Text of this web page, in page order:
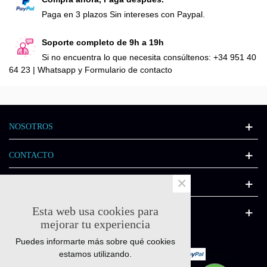
Paga en 3 plazos Sin intereses con Paypal.
Soporte completo de 9h a 19h
Si no encuentra lo que necesita consúltenos: +34 951 40
64 23 | Whatsapp y Formulario de contacto
NOSOTROS
CONTACTO
CATÁLOGOEsta web usa cookies para
mejorar tu experiencia
Puedes informarte más sobre qué cookies
estamos utilizando.
×